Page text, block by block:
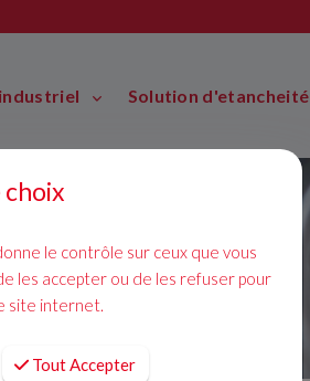
Solution d'etancheité
le contrôle sur ceux que vous
les accepter ou de les refuser pour
site internet.
Tout Accepter